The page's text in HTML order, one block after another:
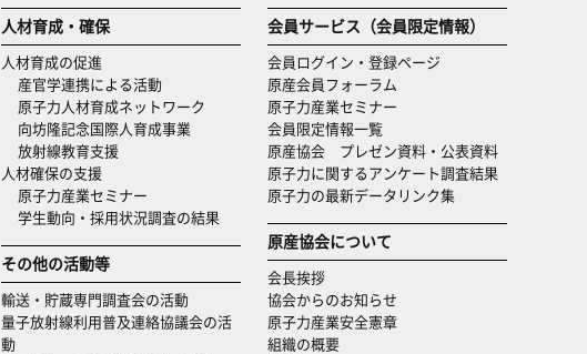
人材育成・確保
人材育成の促進
産官学連携による活動
原子力人材育成ネットワーク
向坊隆記念国際人育成事業
放射線教育支援
人材確保の支援
原子力産業セミナー
学生動向・採用状況調査の結果
その他の活動等
輸送・貯蔵専門調査会の活動
量子放射線利用普及連絡協議会の活
動
会員サービス（会員限定情報）
会員ログイン・登録ページ
原産会員フォーラム
原子力産業セミナー
会員限定情報一覧
原産協会 プレゼン資料・公表資料
原子力に関するアンケート調査結果
原子力の最新データリンク集
原産協会について
会長挨拶
協会からのお知らせ
原子力産業安全憲章
組織の概要